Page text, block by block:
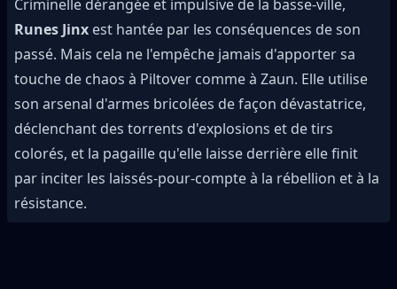
Criminelle dérangée et impulsive de la basse-ville,
Runes Jinx est hantée par les conséquences de son
passé. Mais cela ne l'empêche jamais d'apporter sa
touche de chaos à Piltover comme à Zaun. Elle utilise
son arsenal d'armes bricolées de façon dévastatrice,
déclenchant des torrents d'explosions et de tirs
colorés, et la pagaille qu'elle laisse derrière elle finit
par inciter les laissés-pour-compte à la rébellion et à la
résistance.